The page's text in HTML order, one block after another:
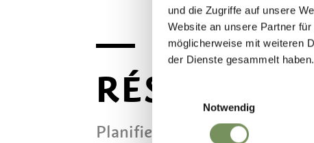
und die Zugriffe auf unsere
Website an unsere Partner
möglicherweise mit weiteren
der Dienste gesammelt haben.
Einwilligungsauswahl
Notwendig
RÉSERVEZ
Planifiez maintenant sans